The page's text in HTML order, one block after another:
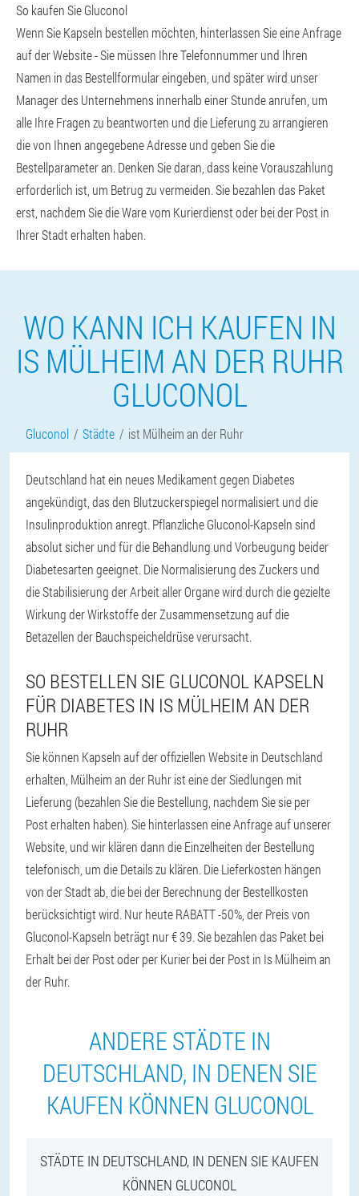
So kaufen Sie Gluconol
Wenn Sie Kapseln bestellen möchten, hinterlassen Sie eine Anfrage
auf der Website - Sie müssen Ihre Telefonnummer und Ihren
Namen in das Bestellformular eingeben, und später wird unser
Manager des Unternehmens innerhalb einer Stunde anrufen, um
alle Ihre Fragen zu beantworten und die Lieferung zu arrangieren
die von Ihnen angegebene Adresse und geben Sie die
Bestellparameter an. Denken Sie daran, dass keine Vorauszahlung
erforderlich ist, um Betrug zu vermeiden. Sie bezahlen das Paket
erst, nachdem Sie die Ware vom Kurierdienst oder bei der Post in
Ihrer Stadt erhalten haben.
WO KANN ICH KAUFEN IN
IS MÜLHEIM AN DER RUHR
GLUCONOL
Gluconol Städte ist Mülheim an der Ruhr
Deutschland hat ein neues Medikament gegen Diabetes
angekündigt, das den Blutzuckerspiegel normalisiert und die
Insulinproduktion anregt. Pflanzliche Gluconol-Kapseln sind
absolut sicher und für die Behandlung und Vorbeugung beider
Diabetesarten geeignet. Die Normalisierung des Zuckers und
die Stabilisierung der Arbeit aller Organe wird durch die gezielte
Wirkung der Wirkstoffe der Zusammensetzung auf die
Betazellen der Bauchspeicheldrüse verursacht.
SO BESTELLEN SIE GLUCONOL KAPSELN
FÜR DIABETES IN IS MÜLHEIM AN DER
RUHR
Sie können Kapseln auf der offiziellen Website in Deutschland
erhalten, Mülheim an der Ruhr ist eine der Siedlungen mit
Lieferung (bezahlen Sie die Bestellung, nachdem Sie sie per
Post erhalten haben). Sie hinterlassen eine Anfrage auf unserer
Website, und wir klären dann die Einzelheiten der Bestellung
telefonisch, um die Details zu klären. Die Lieferkosten hängen
von der Stadt ab, die bei der Berechnung der Bestellkosten
berücksichtigt wird. Nur heute RABATT -50%, der Preis von
Gluconol-Kapseln beträgt nur € 39. Sie bezahlen das Paket bei
Erhalt bei der Post oder per Kurier bei der Post in Is Mülheim an
der Ruhr.
ANDERE STÄDTE IN
DEUTSCHLAND, IN DENEN SIE
KAUFEN KÖNNEN GLUCONOL
STÄDTE IN DEUTSCHLAND, IN DENEN SIE KAUFEN
KÖNNEN GLUCONOL